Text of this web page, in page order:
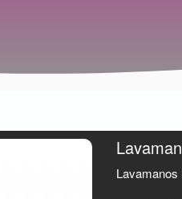
Lavamanos